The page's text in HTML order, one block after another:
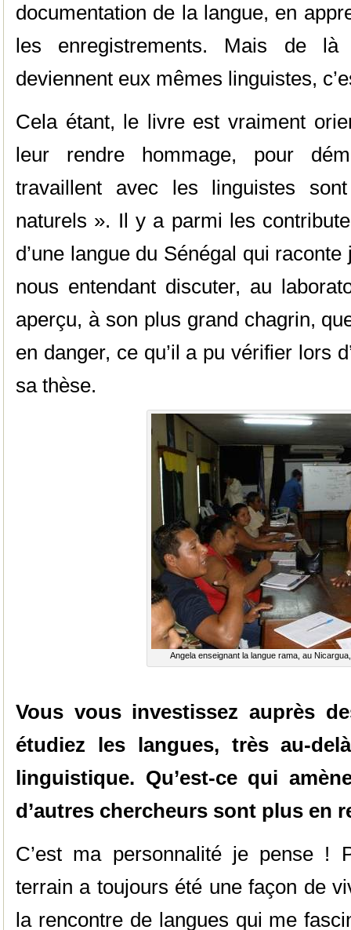
documentation de la langue, en
les enregistrements. Mais de
deviennent eux mêmes linguistes,
Cela étant, le livre est vraiment
leur rendre hommage, pour
travaillent avec les linguistes
naturels ». Il y a parmi les
d’une langue du Sénégal qui
nous entendant discuter, au
aperçu, à son plus grand chagrin,
en danger, ce qu’il a pu vérifier lors
sa thèse.
Angela enseignant la langue rama, au
Vous vous investissez auprès
étudiez les langues, très au-
linguistique. Qu’est-ce qui
d’autres chercheurs sont plus en
C’est ma personnalité je pense !
terrain a toujours été une façon de
la rencontre de langues qui me